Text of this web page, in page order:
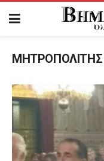
ΜΗΤΡΟΠΟΛΙΤΗΣ